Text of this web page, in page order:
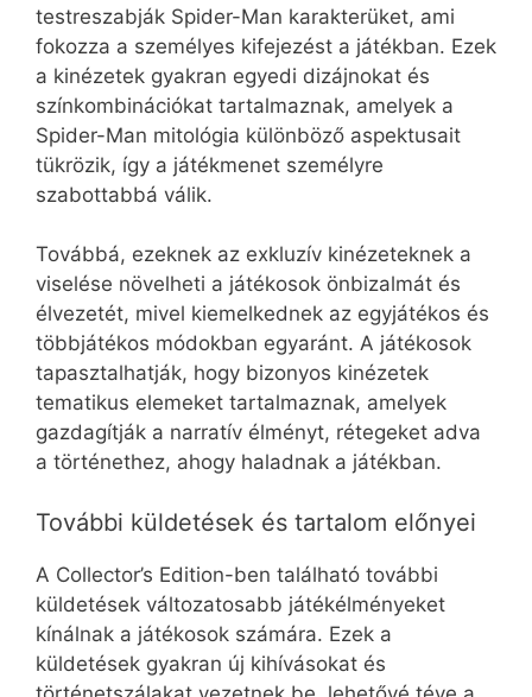
testreszabják Spider-Man karakterüket, ami
fokozza a személyes kifejezést a játékban. Ezek
a kinézetek gyakran egyedi dizájnokat és
színkombinációkat tartalmaznak, amelyek a
Spider-Man mitológia különböző aspektusait
tükrözik, így a játékmenet személyre
szabottabbá válik.
Továbbá, ezeknek az exkluzív kinézeteknek a
viselése növelheti a játékosok önbizalmát és
élvezetét, mivel kiemelkednek az egyjátékos és
többjátékos módokban egyaránt. A játékosok
tapasztalhatják, hogy bizonyos kinézetek
tematikus elemeket tartalmaznak, amelyek
gazdagítják a narratív élményt, rétegeket adva
a történethez, ahogy haladnak a játékban.
További küldetések és tartalom előnyei
A Collector’s Edition-ben található további
küldetések változatosabb játékélményeket
kínálnak a játékosok számára. Ezek a
küldetések gyakran új kihívásokat és